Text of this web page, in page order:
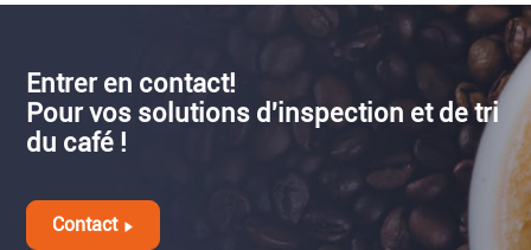
Entrer en contact!
Pour vos solutions d'inspection et de tri
du café !
Contact